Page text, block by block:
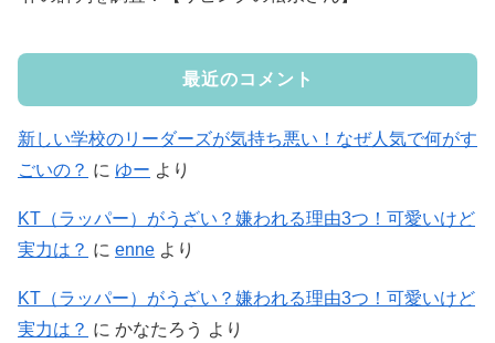
最近のコメント
新しい学校のリーダーズが気持ち悪い！なぜ人気で何がす
ごいの？ に ゆー より
KT（ラッパー）がうざい？嫌われる理由3つ！可愛いけど
実力は？ に enne より
KT（ラッパー）がうざい？嫌われる理由3つ！可愛いけど
実力は？ に かなたろう より